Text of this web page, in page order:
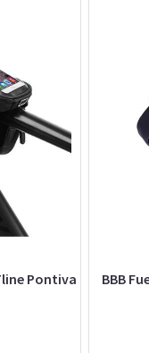
Pontiva BBB